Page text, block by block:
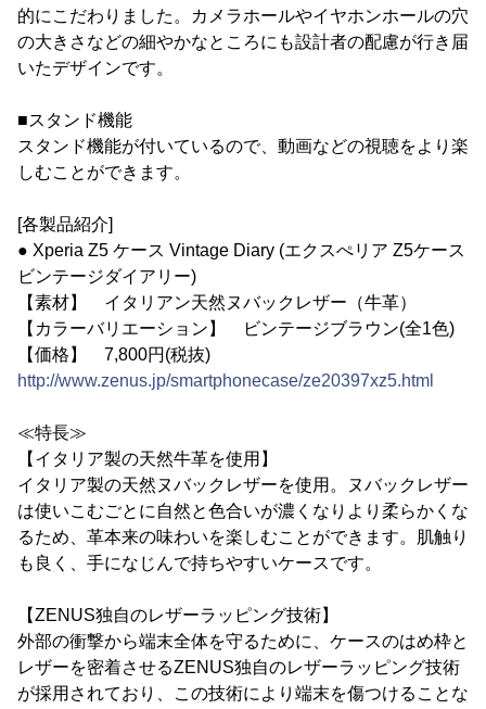
的にこだわりました。カメラホールやイヤホンホールの穴
の大きさなどの細やかなところにも設計者の配慮が行き届
いたデザインです。
■スタンド機能
スタンド機能が付いているので、動画などの視聴をより楽
しむことができます。
[各製品紹介]
● Xperia Z5 ケース Vintage Diary (エクスぺリア Z5ケース
ビンテージダイアリー)
【素材】 イタリアン天然ヌバックレザー（牛革）
【カラーバリエーション】 ビンテージブラウン(全1色)
【価格】 7,800円(税抜)
http://www.zenus.jp/smartphonecase/ze20397xz5.html
≪特長≫
【イタリア製の天然牛革を使用】
イタリア製の天然ヌバックレザーを使用。ヌバックレザー
は使いこむごとに自然と色合いが濃くなりより柔らかくな
るため、革本来の味わいを楽しむことができます。肌触り
も良く、手になじんで持ちやすいケースです。
【ZENUS独自のレザーラッピング技術】
外部の衝撃から端末全体を守るために、ケースのはめ枠と
レザーを密着させるZENUS独自のレザーラッピング技術
が採用されており、この技術により端末を傷つけることな